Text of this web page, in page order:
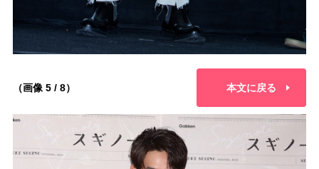
（画像 5 / 8） 本文に戻る